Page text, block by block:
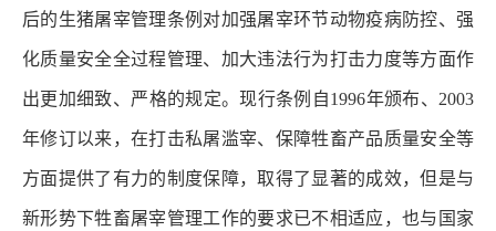
后的生猪屠宰管理条例对加强屠宰环节动物疫病防控、强
化质量安全全过程管理、加大违法行为打击力度等方面作
出更加细致、严格的规定。现行条例自1996年颁布、2003
年修订以来，在打击私屠滥宰、保障牲畜产品质量安全等
方面提供了有力的制度保障，取得了显著的成效，但是与
新形势下牲畜屠宰管理工作的要求已不相适应，也与国家